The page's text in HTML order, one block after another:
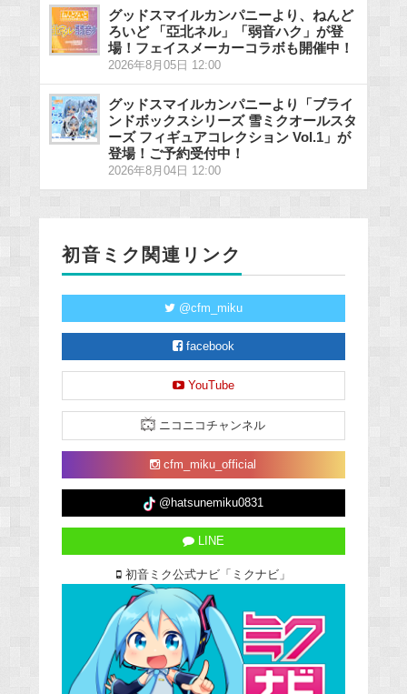
グッドスマイルカンパニーより、ねんど
ろいど 「亞北ネル」「弱音ハク」が登
場！フェイスメーカーコラボも開催中！
2026年8月05日 12:00
グッドスマイルカンパニーより「ブライ
ンドボックスシリーズ 雪ミクオールスタ
ーズ フィギュアコレクション Vol.1」が
登場！ご予約受付中！
2026年8月04日 12:00
初音ミク関連リンク
@cfm_miku
facebook
YouTube
ニコニコチャンネル
cfm_miku_official
@hatsunemiku0831
LINE
初音ミク公式ナビ「ミクナビ」